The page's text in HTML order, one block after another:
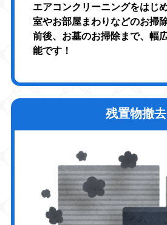
エアコンクリーニングをはじ
室やお部屋まわりなどのお掃
前後、お墓のお掃除まで、幅
能です！
残置物撤去